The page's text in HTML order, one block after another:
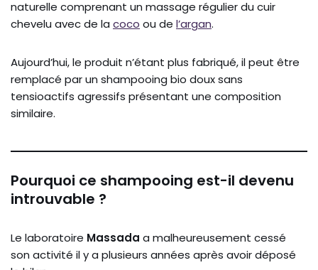
naturelle comprenant un massage régulier du cuir
chevelu avec de la coco ou de l’argan.
Aujourd’hui, le produit n’étant plus fabriqué, il peut être
remplacé par un shampooing bio doux sans
tensioactifs agressifs présentant une composition
similaire.
Pourquoi ce shampooing est-il devenu
introuvable ?
Le laboratoire Massada a malheureusement cessé
son activité il y a plusieurs années après avoir déposé